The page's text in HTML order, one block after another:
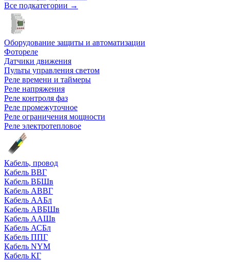
Все подкатегории →
Оборудование защиты и автоматизации
Фотореле
Датчики движения
Пульты управления светом
Реле времени и таймеры
Реле напряжения
Реле контроля фаз
Реле промежуточное
Реле ограничения мощности
Реле электротепловое
Кабель, провод
Кабель ВВГ
Кабель ВБШв
Кабель АВВГ
Кабель ААБл
Кабель АВБШв
Кабель ААШв
Кабель АСБл
Кабель ППГ
Кабель NYM
Кабель КГ